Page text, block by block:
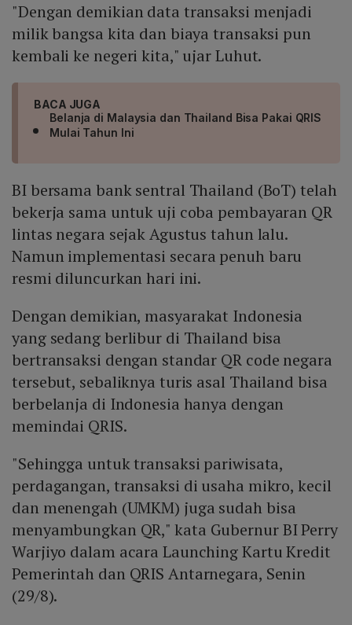
"Dengan demikian data transaksi menjadi
milik bangsa kita dan biaya transaksi pun
kembali ke negeri kita," ujar Luhut.
BACA JUGA
Belanja di Malaysia dan Thailand Bisa Pakai QRIS
Mulai Tahun Ini
BI bersama bank sentral Thailand (BoT) telah
bekerja sama untuk uji coba pembayaran QR
lintas negara sejak Agustus tahun lalu.
Namun implementasi secara penuh baru
resmi diluncurkan hari ini.
Dengan demikian, masyarakat Indonesia
yang sedang berlibur di Thailand bisa
bertransaksi dengan standar QR code negara
tersebut, sebaliknya turis asal Thailand bisa
berbelanja di Indonesia hanya dengan
memindai QRIS.
"Sehingga untuk transaksi pariwisata,
perdagangan, transaksi di usaha mikro, kecil
dan menengah (UMKM) juga sudah bisa
menyambungkan QR," kata Gubernur BI Perry
Warjiyo dalam acara Launching Kartu Kredit
Pemerintah dan QRIS Antarnegara, Senin
(29/8).